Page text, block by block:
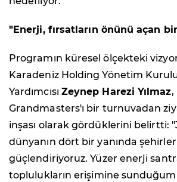
"Enerji, fırsatların önünü açan
Programın küresel ölçekteki
Karadeniz Holding Yönetim
Yardımcısı Zeynep Harezi Yılmaz,
Grandmasters'ı bir turnuvadan
inşası olarak gördüklerini belirtti:
dünyanın dört bir yanında
güçlendiriyoruz. Yüzer enerji
toplulukların erişimine